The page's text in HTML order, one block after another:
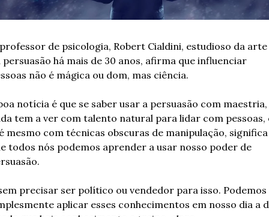
de psicologia, Robert Cialdini, estudioso da arte
persuasão há mais de 30 anos, afirma que influenciar
não é mágica ou dom, mas ciência.
notícia é que se saber usar a persuasão com maestria,
tem a ver com talento natural para lidar com pessoas,
mesmo com técnicas obscuras de manipulação, significa
todos nós podemos aprender a usar nosso poder de
precisar ser político ou vendedor para isso. Podemos
aplicar esses conhecimentos em nosso dia a